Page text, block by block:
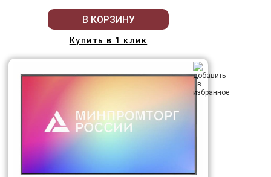
В КОРЗИНУ
Купить в 1 клик